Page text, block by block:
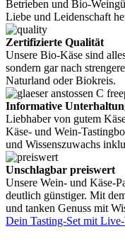
Betrieben und Bio-
Liebe und Leidenschaft
Zertifizierte Qualität
Unsere Bio-Käse sind
sondern gar nach
Naturland oder Biokreis.
Informative
Liebhaber von gutem
Käse- und Wein-
und Wissenszuwachs
Unschlagbar preiswert
Unsere Wein- und Käse-
deutlich günstiger. Mit
und tanken Genuss mit
Dein Tasting-Set mit